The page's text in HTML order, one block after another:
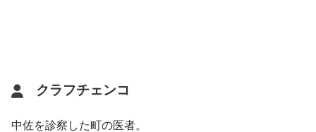
クラフチェンコ
中佐を診察した町の医者。